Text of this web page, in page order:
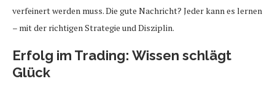
verfeinert werden muss. Die gute Nachricht? Jeder kann es lernen
– mit der richtigen Strategie und Disziplin.
Erfolg im Trading: Wissen schlägt
Glück